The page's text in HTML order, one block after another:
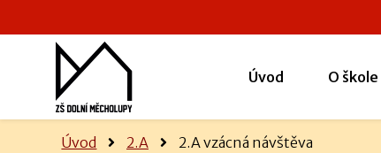
Úvod O škole
Úvod 2.A 2.A vzácná návštěva